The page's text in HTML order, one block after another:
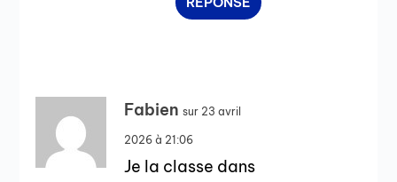
Fabien sur 23 avril
2026 à 21:06
Je la classe dans